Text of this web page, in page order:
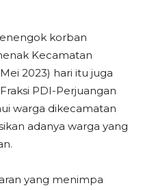
korban
Kecamatan
2023) hari itu juga
PDI-Perjuangan
warga dikecamatan
adanya warga yang
yang menimpa